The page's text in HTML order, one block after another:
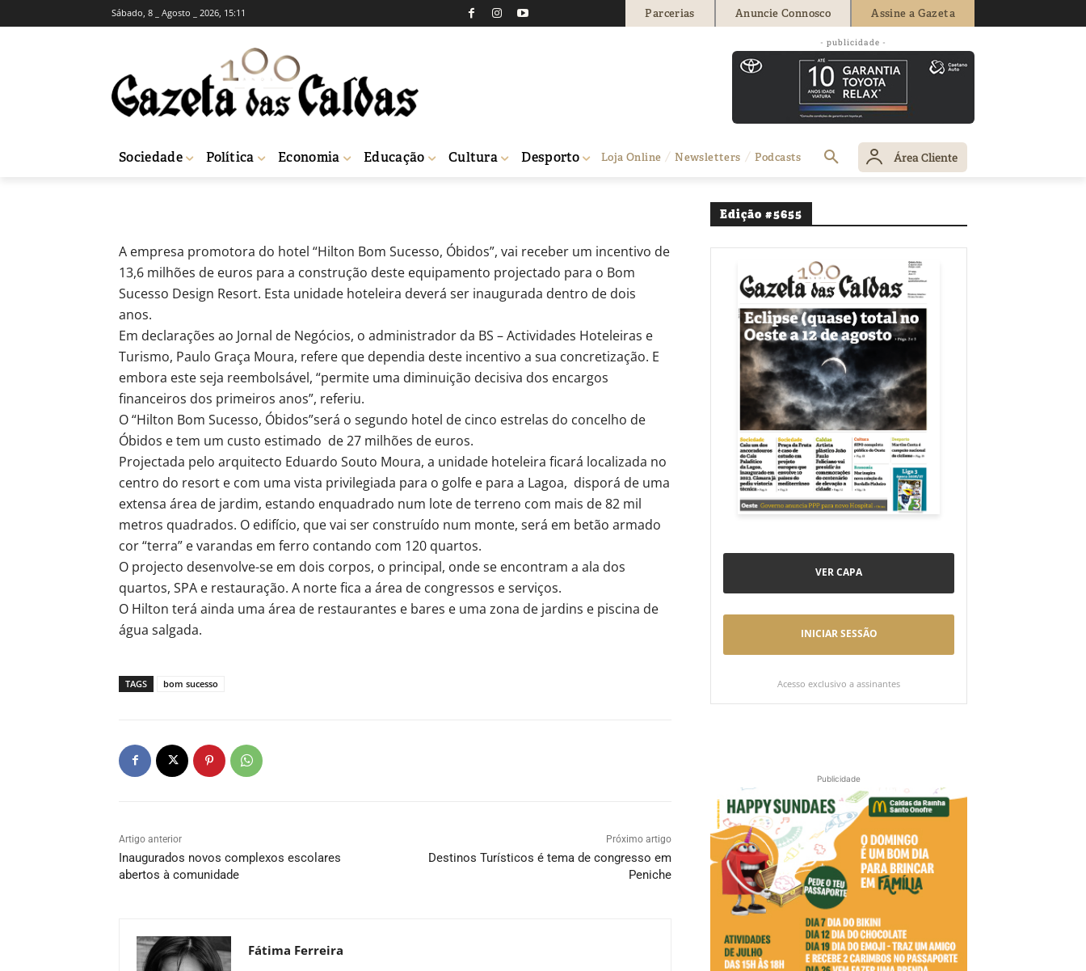
Sábado, 8 _ Agosto _ 2026, 15:11 Parcerias Anuncie Connosco Assine a Gazeta
- publicidade -
Sociedade Política Economia Educação Cultura Desporto Loja Online Newsletters Podcasts Área Cliente
Incentivo de 13,6 milhões para construção do Hilton no
Bom Sucesso
Fátima Ferreira - 17 de Setembro, 2010
A empresa promotora do hotel “Hilton Bom Sucesso, Óbidos”, vai receber um incentivo de
13,6 milhões de euros para a construção deste equipamento projectado para o Bom
Sucesso Design Resort. Esta unidade hoteleira deverá ser inaugurada dentro de dois
anos.
Em declarações ao Jornal de Negócios, o administrador da BS – Actividades Hoteleiras e
Turismo, Paulo Graça Moura, refere que dependia deste incentivo a sua concretização. E
embora este seja reembolsável, “permite uma diminuição decisiva dos encargos
financeiros dos primeiros anos”, referiu.
O “Hilton Bom Sucesso, Óbidos”será o segundo hotel de cinco estrelas do concelho de
Óbidos e tem um custo estimado de 27 milhões de euros.
Projectada pelo arquitecto Eduardo Souto Moura, a unidade hoteleira ficará localizada no
centro do resort e com uma vista privilegiada para o golfe e para a Lagoa, disporá de uma
extensa área de jardim, estando enquadrado num lote de terreno com mais de 82 mil
metros quadrados. O edifício, que vai ser construído num monte, será em betão armado
cor “terra” e varandas em ferro contando com 120 quartos.
O projecto desenvolve-se em dois corpos, o principal, onde se encontram a ala dos
quartos, SPA e restauração. A norte fica a área de congressos e serviços.
O Hilton terá ainda uma área de restaurantes e bares e uma zona de jardins e piscina de
água salgada.
TAGS bom sucesso
Artigo anterior
Inaugurados novos complexos escolares
abertos à comunidade
Próximo artigo
Destinos Turísticos é tema de congresso em
Peniche
Fátima Ferreira
Edição #5655
VER CAPA
INICIAR SESSÃO
Acesso exclusivo a assinantes
Publicidade